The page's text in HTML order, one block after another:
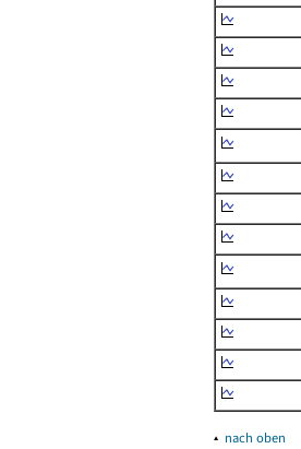
▴ nach oben